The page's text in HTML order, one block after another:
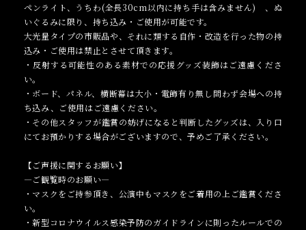
ペンライト、うちわ(全長30cm以内に持ち手は含みません) 、ぬ
いぐるみに限り、持ち込み・ご使用が可能です。
大光量タイプの市販品や、それに類する自作・改造を行った物の持
込み・ご使用は禁止とさせて頂きます。
・反射する可能性のある素材での応援グッズ装飾はご遠慮くださ
い。
・ボード、パネル、横断幕は大小・電飾有り無し問わず会場への持
ち込み、ご使用はご遠慮ください。
・その他スタッフが鑑賞の妨げになると判断したグッズは、入り口
にてお預かりする場合がございますので、予めご了承ください。
【ご声援に関するお願い】
―ご観覧時のお願い―
・マスクをご持参頂き、公演中もマスクをご着用の上ご鑑賞くださ
い。
・新型コロナウイルス感染予防のガイドラインに則ったルールでの